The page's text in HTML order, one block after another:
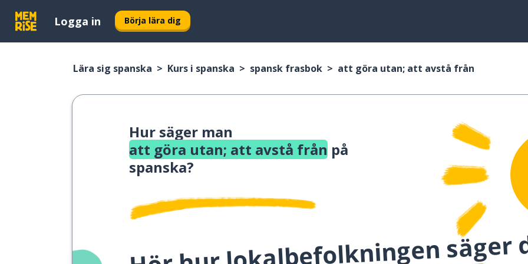
Logga in Börja lära dig
Lära sig spanska Kurs i spanska spansk frasbok att göra utan; att avstå från
Hur säger man
att göra utan; att avstå från på
spanska?